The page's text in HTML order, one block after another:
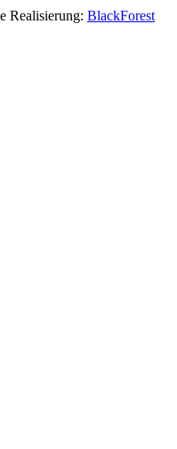
Realisierung: BlackForest